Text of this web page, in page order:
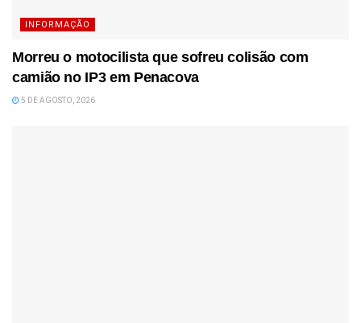
INFORMAÇÃO
Morreu o motocilista que sofreu colisão com
camião no IP3 em Penacova
5 DE AGOSTO, 2026